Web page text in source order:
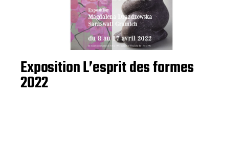
Exposition L’esprit des formes
2022